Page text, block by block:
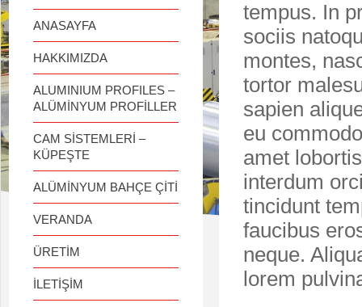
ANASAYFA
HAKKIMIZDA
ALUMINIUM PROFILES –
ALÜMİNYUM PROFİLLER
CAM SİSTEMLERİ –
KÜPEŞTE
ALÜMİNYUM BAHÇE ÇİTİ
VERANDA
ÜRETİM
İLETİŞİM
tempus. In
sociis
montes,
tortor
sapien
eu
amet
interdum
tincidunt
faucibus
neque.
lorem